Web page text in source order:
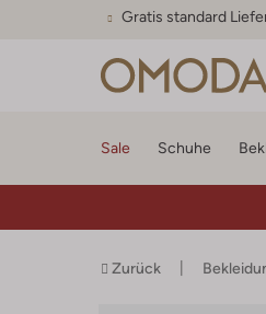
Gratis standard
Sale Schuhe
Zurück